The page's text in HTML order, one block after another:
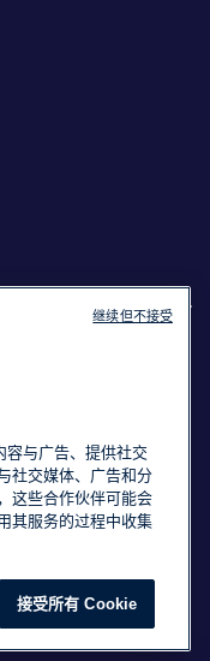
Statement
条件
容与广告、提供社交
社交媒体、广告和分
这些合作伙伴可能会
其服务的过程中收集
接受所有 Cookie
继续但不接受